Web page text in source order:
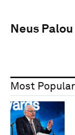
Neus Palou
Most Popular